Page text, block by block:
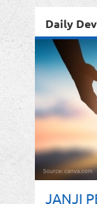
Daily
JANJI